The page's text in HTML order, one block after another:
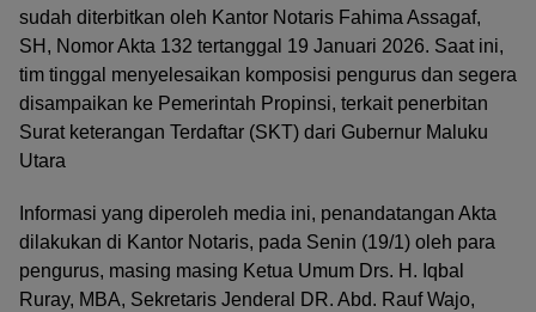
sudah diterbitkan oleh Kantor Notaris Fahima Assagaf,
SH, Nomor Akta 132 tertanggal 19 Januari 2026. Saat ini,
tim tinggal menyelesaikan komposisi pengurus dan segera
disampaikan ke Pemerintah Propinsi, terkait penerbitan
Surat keterangan Terdaftar (SKT) dari Gubernur Maluku
Utara
Informasi yang diperoleh media ini, penandatangan Akta
dilakukan di Kantor Notaris, pada Senin (19/1) oleh para
pengurus, masing masing Ketua Umum Drs. H. Iqbal
Ruray, MBA, Sekretaris Jenderal DR. Abd. Rauf Wajo,